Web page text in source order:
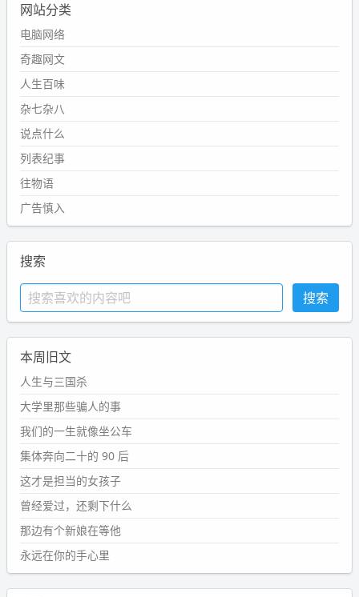
网站分类
电脑网络
奇趣网文
人生百味
杂七杂八
说点什么
列表纪事
往物语
广告慎入
搜索
本周旧文
人生与三国杀
大学里那些骗人的事
我们的一生就像坐公车
集体奔向二十的 90 后
这才是担当的女孩子
曾经爱过，还剩下什么
那边有个新娘在等他
永远在你的手心里